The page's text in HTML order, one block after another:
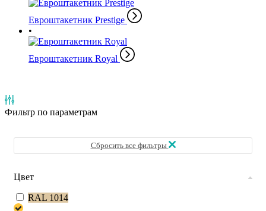
Евроштакетник Prestige
Евроштакетник Royal
Фильтр по параметрам
Сбросить все фильтры
Цвет
RAL 1014